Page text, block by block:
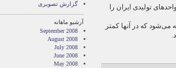
درصد کل واحدهای تولیدی ایران را
می‌شود که در آنها کمتر
گزارش تصويری
آرشیو ماهانه
September 2008
August 2008
July 2008
June 2008
May 2008